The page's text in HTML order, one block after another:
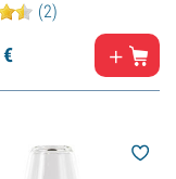
(2)
€